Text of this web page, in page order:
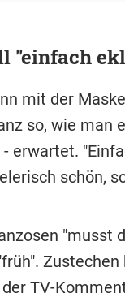
"einfach
mit der
so, wie man
erwartet.
schön,
"musst
TV-